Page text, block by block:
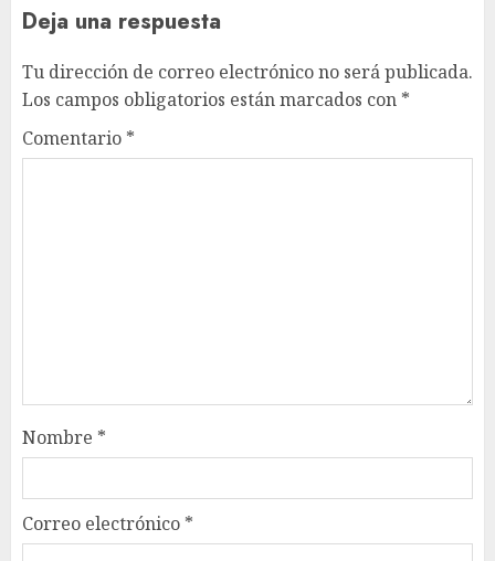
Deja una respuesta
Tu dirección de correo electrónico no será publicada.
Los campos obligatorios están marcados con *
Comentario *
Nombre *
Correo electrónico *